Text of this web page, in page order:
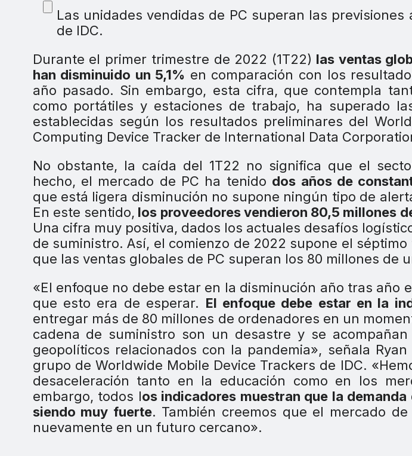
Las unidades vendidas de PC superan las previsiones
de IDC.
Durante el primer trimestre de 2022 (1T22) las ventas
han disminuido un 5,1% en comparación con los
año pasado. Sin embargo, esta cifra, que contempla
como portátiles y estaciones de trabajo, ha superado
establecidas según los resultados preliminares del
Computing Device Tracker de International Data
No obstante, la caída del 1T22 no significa que el
hecho, el mercado de PC ha tenido dos años de
que está ligera disminución no supone ningún tipo de
En este sentido, los proveedores vendieron 80,5 millones
Una cifra muy positiva, dados los actuales desafíos
de suministro. Así, el comienzo de 2022 supone el
que las ventas globales de PC superan los 80 millones de
«El enfoque no debe estar en la disminución año tras año
que esto era de esperar. El enfoque debe estar en la
entregar más de 80 millones de ordenadores en un
cadena de suministro son un desastre y se
geopolíticos relacionados con la pandemia», señala
grupo de Worldwide Mobile Device Trackers de IDC.
desaceleración tanto en la educación como en los
embargo, todos los indicadores muestran que la
siendo muy fuerte. También creemos que el mercado
nuevamente en un futuro cercano».